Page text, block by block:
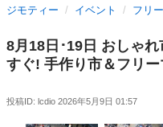
ジモティー イベント フリ
8月18日･19日 おしゃ
すぐ! 手作り市＆フリ
投稿ID: lcdio 2026年5月9日 01:57